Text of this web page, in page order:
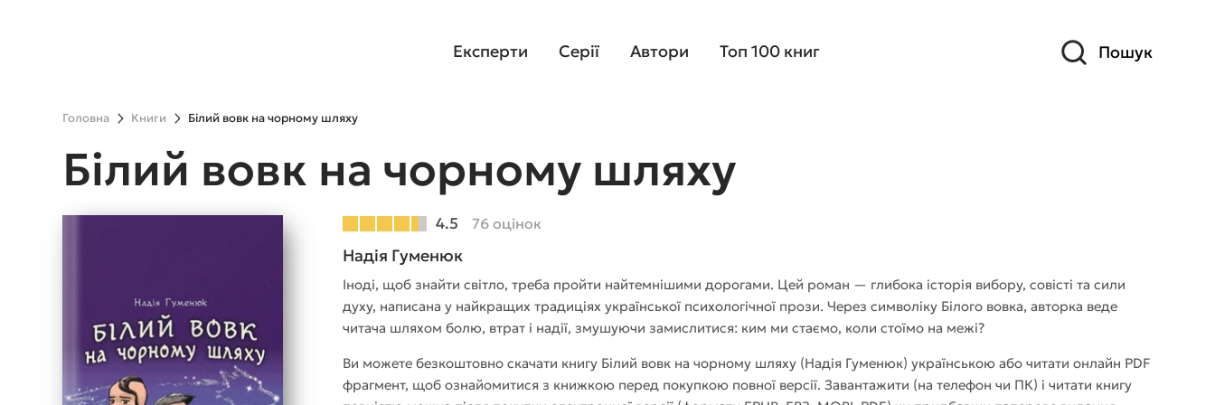
Експерти Серії Автори Топ 100 книг Пошук
Головна Книги Білий вовк на чорному шляху
Білий вовк на чорному шляху
4.5 76 оцінок
Надія Гуменюк
Іноді, щоб знайти світло, треба пройти найтемнішими дорогами. Цей роман — глибока історія вибору, совісті та сили
духу, написана у найкращих традиціях української психологічної прози. Через символіку Білого вовка, авторка веде
читача шляхом болю, втрат і надії, змушуючи замислитися: ким ми стаємо, коли стоїмо на межі?
Ви можете безкоштовно скачати книгу Білий вовк на чорному шляху (Надія Гуменюк) українською або читати онлайн PDF
фрагмент, щоб ознайомитися з книжкою перед покупкою повної версії. Завантажити (на телефон чи ПК) і читати книгу